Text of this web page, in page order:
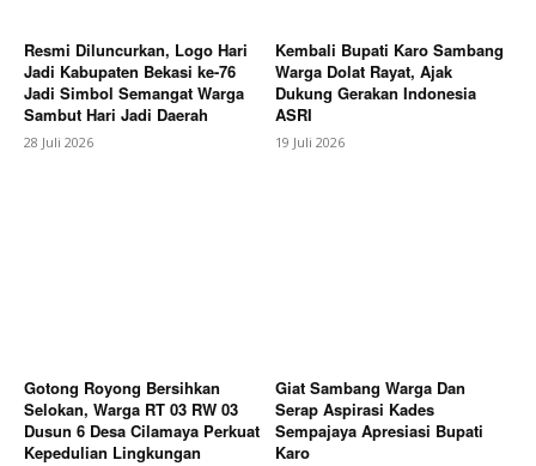
Perintis
Resmi Diluncurkan, Logo Hari
Jadi Kabupaten Bekasi ke-76
Jadi Simbol Semangat Warga
Sambut Hari Jadi Daerah
28 Juli 2026
Kembali Bupati Karo Sambang
Warga Dolat Rayat, Ajak
Dukung Gerakan Indonesia
ASRI
19 Juli 2026
Gotong Royong Bersihkan
Selokan, Warga RT 03 RW 03
Dusun 6 Desa Cilamaya Perkuat
Kepedulian Lingkungan
Giat Sambang Warga Dan
Serap Aspirasi Kades
Sempajaya Apresiasi Bupati
Karo